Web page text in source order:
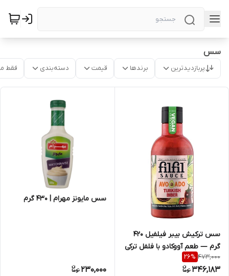
سس
پربازدیدترین برندها قیمت دسته‌بندی فقط
سس ترکیش بیبر فیلفیل 420
گرم — طعم آووکادو با فلفل ترکی
| کد 1821
473,000
26%
346,183
سس مایونز مهرام | 430 گرم
230,000